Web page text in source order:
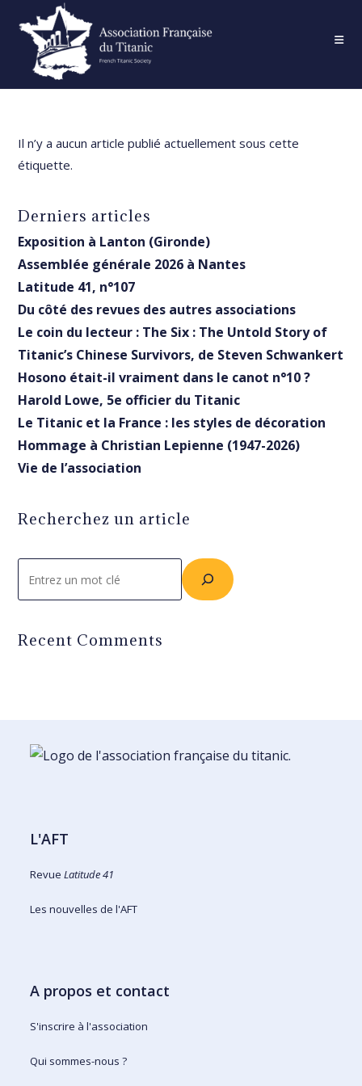
content
Il n’y a aucun article publié actuellement sous cette
étiquette.
Derniers articles
Exposition à Lanton (Gironde)
Assemblée générale 2026 à Nantes
Latitude 41, n°107
Du côté des revues des autres associations
Le coin du lecteur : The Six : The Untold Story of
Titanic’s Chinese Survivors, de Steven Schwankert
Hosono était-il vraiment dans le canot n°10 ?
Harold Lowe, 5e officier du Titanic
Le Titanic et la France : les styles de décoration
Hommage à Christian Lepienne (1947-2026)
Vie de l’association
Recherchez un article
Recent Comments
L'AFT
RevueLatitude 41
Les nouvelles de l'AFT
A propos et contact
S'inscrire à l'association
Qui sommes-nous ?